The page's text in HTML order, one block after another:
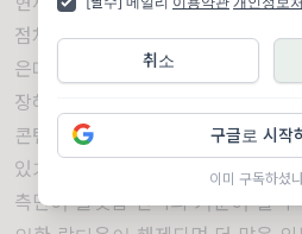
취소
구글로 시작
이미 구독하셨
점차 SVOD, AVOD, FAST가 공존
은데요. 그럴 경우 유료 구독형 모
장해야할 것 같습니다. 오리지널
콘텐츠 제공이 더이상 소비자들을
있기 때문입니다. 대신 이제는 가
측면이 플랫폼 선택의 기준이 될